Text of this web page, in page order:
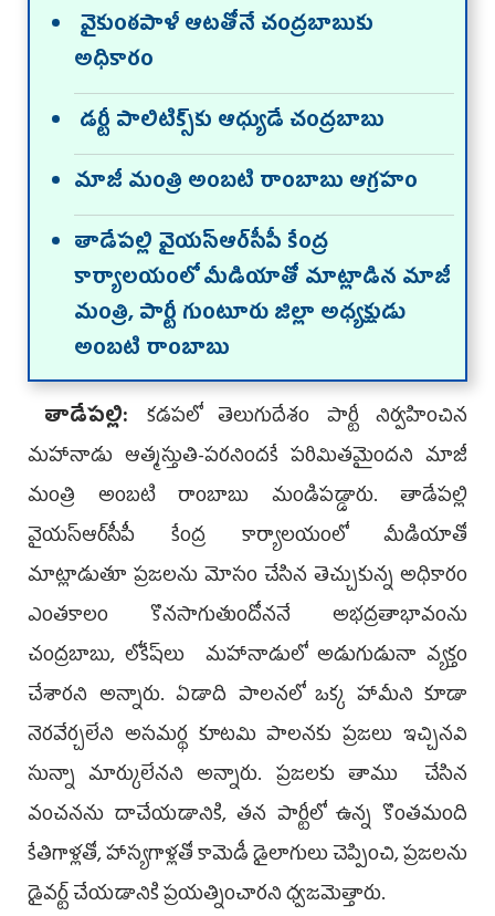
వైకుంఠపాళీ ఆటతోనే చంద్రబాబుకు
అధికారం
డర్టీ పాలిటిక్స్‌కు ఆధ్యుడే చంద్రబాబు
మాజీ మంత్రి అంబటి రాంబాబు ఆగ్రహం
తాడేపల్లి వైయస్ఆర్‌సీపీ కేంద్ర
కార్యాలయంలో మీడియాతో మాట్లాడిన మాజీ
మంత్రి, పార్టీ గుంటూరు జిల్లా అధ్యక్షుడు
అంబటి రాంబాబు
తాడేపల్లి: కడపలో తెలుగుదేశం పార్టీ నిర్వహించిన
మహానాడు ఆత్మస్తుతి-పరనిందకే పరిమితమైందని మాజీ
మంత్రి అంబటి రాంబాబు మండిపడ్డారు. తాడేపల్లి
వైయస్ఆర్‌సీపీ కేంద్ర కార్యాలయంలో మీడియాతో
మాట్లాడుతూ ప్రజలను మోసం చేసిన తెచ్చుకున్న అధికారం
ఎంతకాలం కొనసాగుతుందోననే అభద్రతాభావంను
చంద్రబాబు, లోకేష్‌లు మహానాడులో అడుగుడునా వ్యక్తం
చేశారని అన్నారు. ఏడాది పాలనలో ఒక్క హామీని కూడా
నెరవేర్చలేని అసమర్థ కూటమి పాలనకు ప్రజలు ఇచ్చినవి
సున్నా మార్కులేనని అన్నారు. ప్రజలకు తాము చేసిన
వంచనను దాచేయడానికి, తన పార్టీలో ఉన్న కొంతమంది
కేతిగాళ్లతో, హాస్యగాళ్లతో కామెడీ డైలాగులు చెప్పించి, ప్రజలను
డైవర్ట్ చేయడానికి ప్రయత్నించారని ధ్వజమెత్తారు.